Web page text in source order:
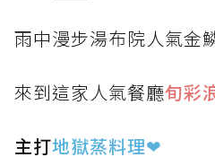
雨中漫步湯布院人氣金
來到這家人氣餐廳旬彩
主打地獄蒸料理❤